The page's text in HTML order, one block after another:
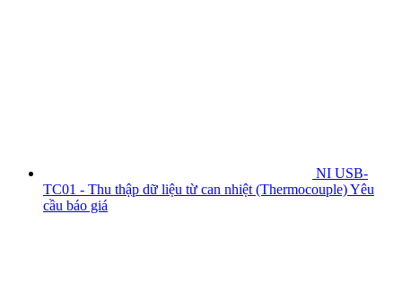
NI USB-
TC01 - Thu thập dữ liệu từ can nhiệt (Thermocouple)Yêu
cầu báo giá